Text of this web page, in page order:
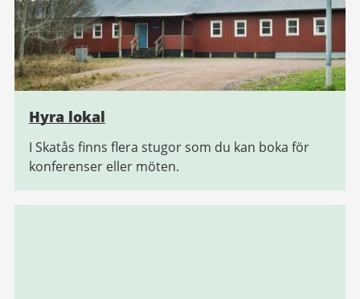
Hyra lokal
I Skatås finns flera stugor som du kan boka för
konferenser eller möten.